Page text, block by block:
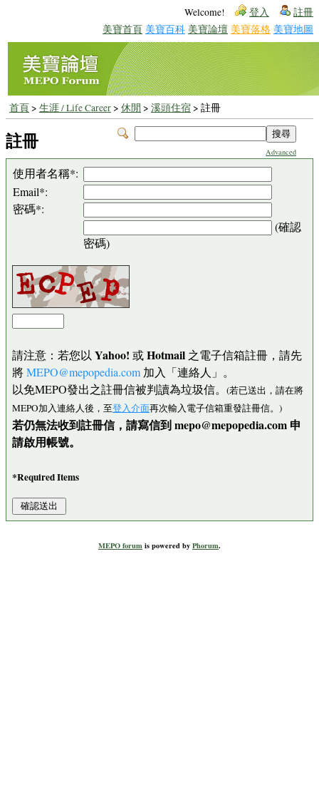
Welcome! 登入 註冊
美寶首頁 美寶百科 美寶論壇 美寶落格 美寶地圖
首頁> 生涯 / Life Career> 休閒 > 溪頭住宿> 註冊
Advanced
註冊
使用者名稱*:
Email*:
密碼*:
(確認
密碼)
請注意：若您以 Yahoo! 或Hotmail 之電子信箱註冊，請先
將MEPO@mepopedia.com 加入「連絡人」。
以免MEPO發出之註冊信被判讀為垃圾信。 (若已送出，請在將
MEPO加入連絡人後，至登入介面再次輸入電子信箱重發註冊信。)
若仍無法收到註冊信，請寫信到 mepo@mepopedia.com 申
請啟用帳號。
*Required Items
MEPO forumis powered byPhorum.